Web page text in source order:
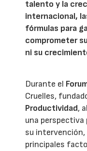
talento y la
internacional,
fórmulas para
comprometer
ni su
Durante el
Cruelles,
Productividad,
una
su
principales